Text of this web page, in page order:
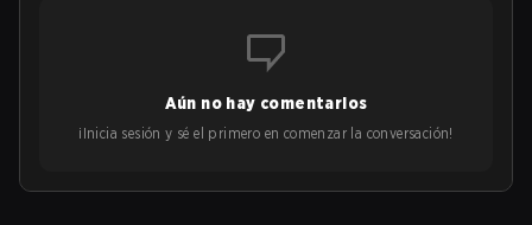
Aún no hay comentarios
¡Inicia sesión y sé el primero en comenzar la conversación!